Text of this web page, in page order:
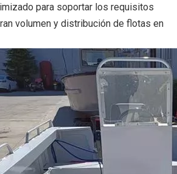
para soportar los requisitos
volumen y distribución de flotas en